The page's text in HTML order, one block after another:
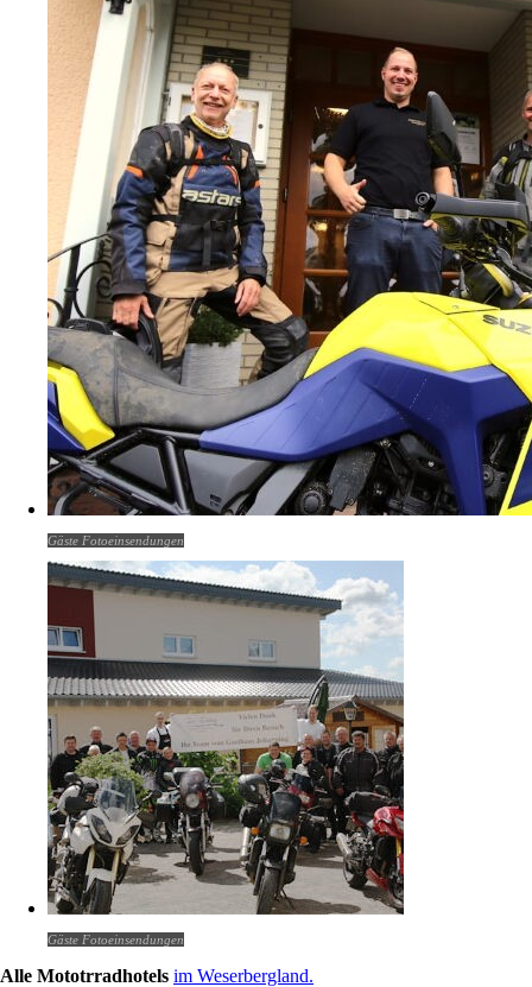
Gäste Fotoeinsendungen
Gäste Fotoeinsendungen
Alle Mototrradhotels im Weserbergland.